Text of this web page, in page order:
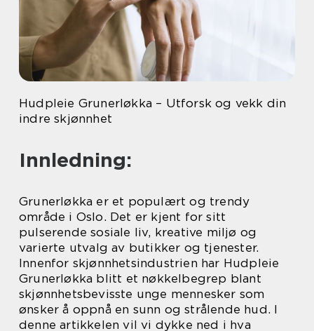
Hudpleie Grunerløkka – Utforsk og vekk din
indre skjønnhet
Innledning:
Grunerløkka er et populært og trendy
område i Oslo. Det er kjent for sitt
pulserende sosiale liv, kreative miljø og
varierte utvalg av butikker og tjenester.
Innenfor skjønnhetsindustrien har Hudpleie
Grunerløkka blitt et nøkkelbegrep blant
skjønnhetsbevisste unge mennesker som
ønsker å oppnå en sunn og strålende hud. I
denne artikkelen vil vi dykke ned i hva